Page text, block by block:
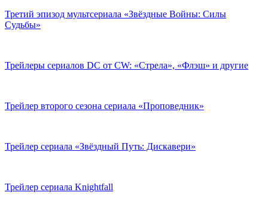
Третий эпизод мультсериала «Звёздные Войны: Силы
Судьбы»
Трейлеры сериалов DC от CW: «Стрела», «Флэш» и другие
Трейлер второго сезона сериала «Проповедник»
Трейлер сериала «Звёздный Путь: Дискавери»
Трейлер сериала Knightfall